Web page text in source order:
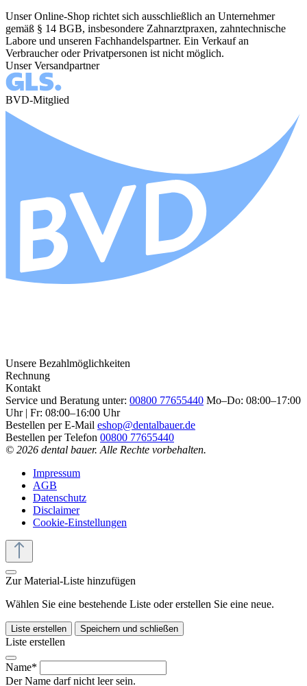
Unser Online-Shop richtet sich ausschließlich an Unternehmer
gemäß § 14 BGB, insbesondere Zahnarztpraxen, zahntechnische
Labore und unseren Fachhandelspartner. Ein Verkauf an
Verbraucher oder Privatpersonen ist nicht möglich.
Unser Versandpartner
BVD-Mitglied
Unsere Bezahlmöglichkeiten
Rechnung
Kontakt
Service und Beratung unter: 00800 77655440 Mo–Do: 08:00–17:00
Uhr | Fr: 08:00–16:00 Uhr
Bestellen per E-Mail eshop@dentalbauer.de
Bestellen per Telefon 00800 77655440
© 2026 dental bauer. Alle Rechte vorbehalten.
Impressum
AGB
Datenschutz
Disclaimer
Cookie-Einstellungen
Zur Material-Liste hinzufügen
Wählen Sie eine bestehende Liste oder erstellen Sie eine neue.
Liste erstellen Speichern und schließen
Liste erstellen
Name*
Der Name darf nicht leer sein.